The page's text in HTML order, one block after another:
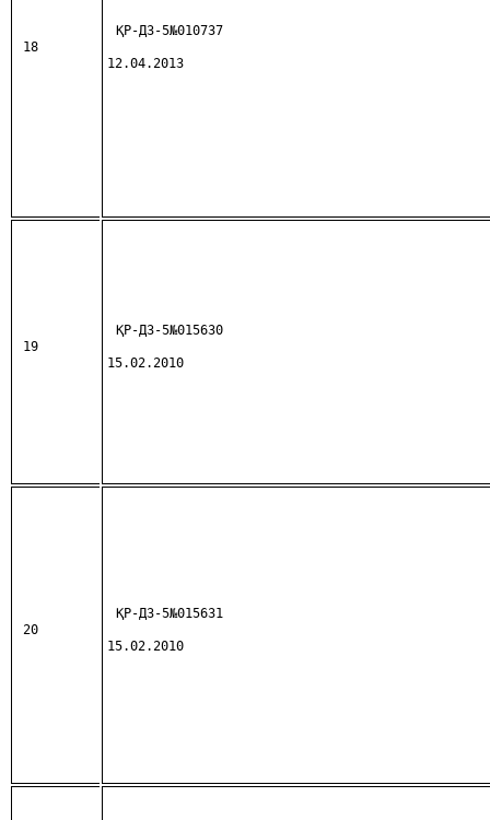
18
ҚР-ДЗ-5№010737
12.04.2013
19
ҚР-ДЗ-5№015630
15.02.2010
20
ҚР-ДЗ-5№015631
15.02.2010